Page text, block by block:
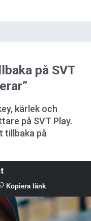
på SVT
kärlek och
på SVT Play.
tillbaka på
Kopiera länk